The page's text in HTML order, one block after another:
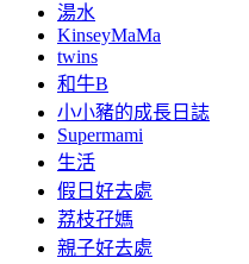
湯水
KinseyMaMa
twins
和牛B
小小豬的成長日誌
Supermami
生活
假日好去處
荔枝孖媽
親子好去處